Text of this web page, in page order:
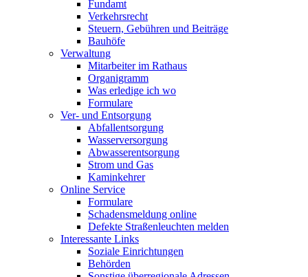
Fundamt
Verkehrsrecht
Steuern, Gebühren und Beiträge
Bauhöfe
Verwaltung
Mitarbeiter im Rathaus
Organigramm
Was erledige ich wo
Formulare
Ver- und Entsorgung
Abfallentsorgung
Wasserversorgung
Abwasserentsorgung
Strom und Gas
Kaminkehrer
Online Service
Formulare
Schadensmeldung online
Defekte Straßenleuchten melden
Interessante Links
Soziale Einrichtungen
Behörden